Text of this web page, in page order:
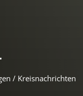
/ Kreisnachrichten